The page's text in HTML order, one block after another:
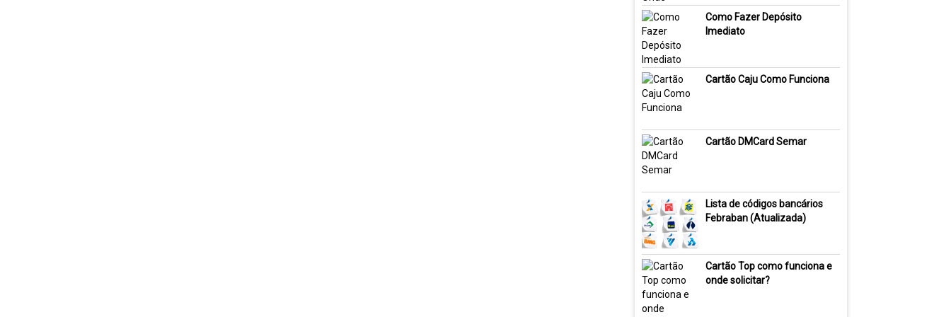
Como Fazer Depósito
Imediato
Cartão Caju Como Funciona
Cartão DMCard Semar
Lista de códigos bancários
Febraban (Atualizada)
Cartão Top como funciona e
onde solicitar?